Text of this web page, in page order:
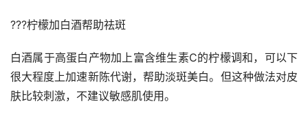
???柠檬加白酒帮助祛斑
白酒属于高蛋白产物加上富含维生素C的柠檬调和，可以下
很大程度上加速新陈代谢，帮助淡斑美白。但这种做法对皮
肤比较刺激，不建议敏感肌使用。